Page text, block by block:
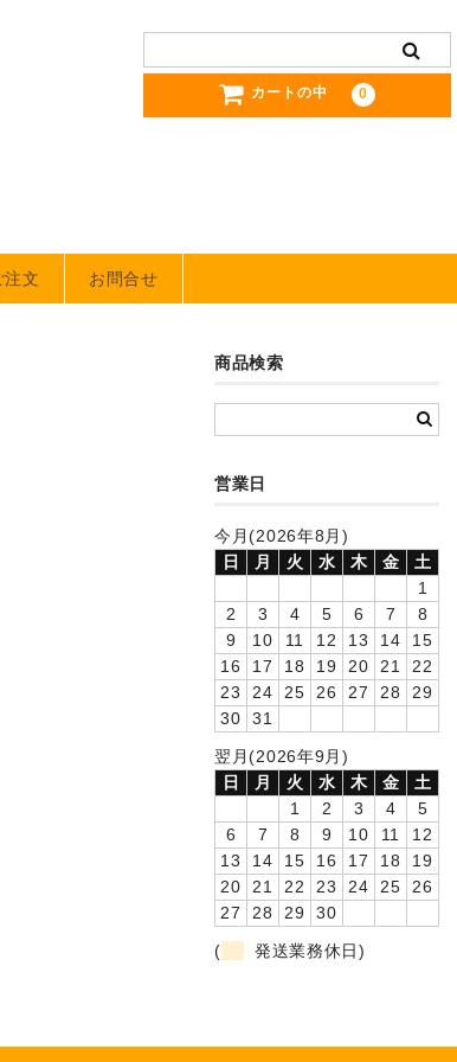
カートの中 0
注文 お問合せ
商品検索
営業日
今月(2026年8月)
日
月 火 水 木 金
土
1
2
3 4 5 6 7
8
9
10 11 12 13 14
15
16
17 18 19 20 21
22
23
24 25 26 27 28
29
30
31
翌月(2026年9月)
日
月 火 水 木 金
土
1
2 3 4
5
6
7 8 9 10 11
12
13
14 15 16 17 18
19
20
21 22 23 24 25
26
27
28 29
30
(
発送業務休日)